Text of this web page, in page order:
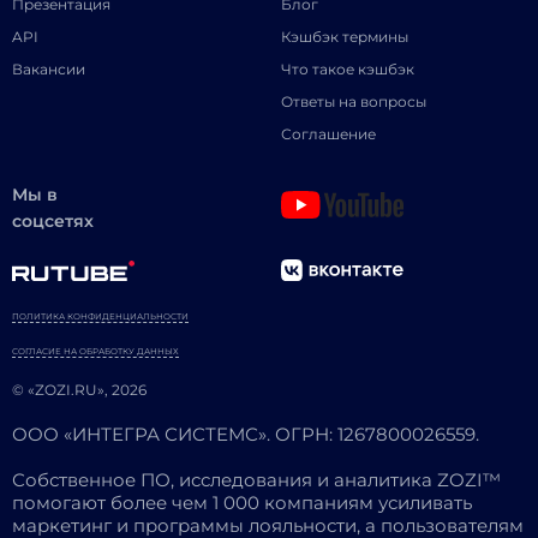
Презентация
API
Вакансии
Блог
Кэшбэк термины
Что такое кэшбэк
Ответы на вопросы
Соглашение
Мы в
соцсетях
© «ZOZI.RU», 2026
ПОЛИТИКА КОНФИДЕНЦИАЛЬНОСТИ
СОГЛАСИЕ НА ОБРАБОТКУ ДАННЫХ
ООО «ИНТЕГРА СИСТЕМС». ОГРН: 1267800026559.
Собственное ПО, исследования и аналитика ZOZI™
помогают более чем 1 000 компаниям усиливать
маркетинг и программы лояльности, а пользователям